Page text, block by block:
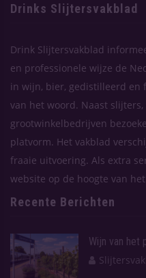
Drinks Slijtersvakblad
Drink Slijtersvakblad
en professionele wijze de
in wijn, bier, gedistilleerd en
van het woord. Naast
grootwinkelbedrijven
platvorm. Het vakblad
fraaie uitvoering. Als extra
website op de hoogte van
Recente Berichten
Wijn van het